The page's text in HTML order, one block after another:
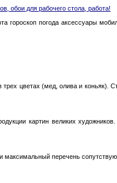
обои для рабочего стола, работа!
гороскоп погода аксессуары
цветах (мед, олива и коньяк).
картин великих
перечень